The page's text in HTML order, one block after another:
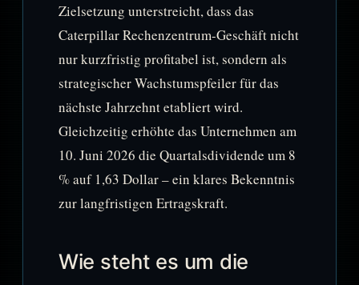
Zielsetzung unterstreicht, dass das
Caterpillar Rechenzentrum-Geschäft nicht
nur kurzfristig profitabel ist, sondern als
strategischer Wachstumspfeiler für das
nächste Jahrzehnt etabliert wird.
Gleichzeitig erhöhte das Unternehmen am
10. Juni 2026 die Quartalsdividende um 8
% auf 1,63 Dollar – ein klares Bekenntnis
zur langfristigen Ertragskraft.
Wie steht es um die